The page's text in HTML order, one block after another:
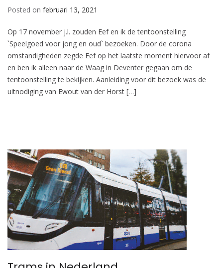
Posted on februari 13, 2021
Op 17 november j.l. zouden Eef en ik de tentoonstelling
`Speelgoed voor jong en oud` bezoeken. Door de corona
omstandigheden zegde Eef op het laatste moment hiervoor af
en ben ik alleen naar de Waag in Deventer gegaan om de
tentoonstelling te bekijken. Aanleiding voor dit bezoek was de
uitnodiging van Ewout van der Horst […]